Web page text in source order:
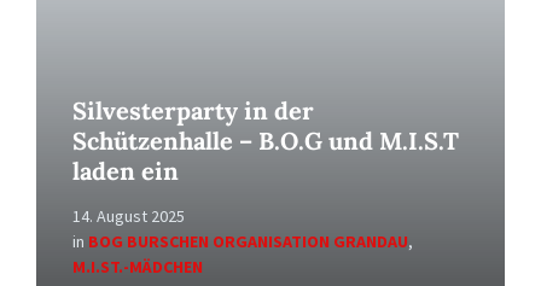
Silvesterparty in der
Schützenhalle – B.O.G und M.I.S.T
laden ein
14. August 2025
in BOG BURSCHEN ORGANISATION GRANDAU,
M.I.ST.-MÄDCHEN